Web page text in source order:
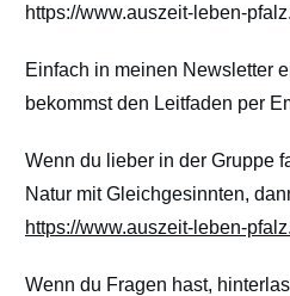
https://www.auszeit-leben-
Einfach in meinen Newsletter
bekommst den Leitfaden per
Wenn du lieber in der Gruppe
Natur mit Gleichgesinnten,
https://www.auszeit-leben-
Wenn du Fragen hast,